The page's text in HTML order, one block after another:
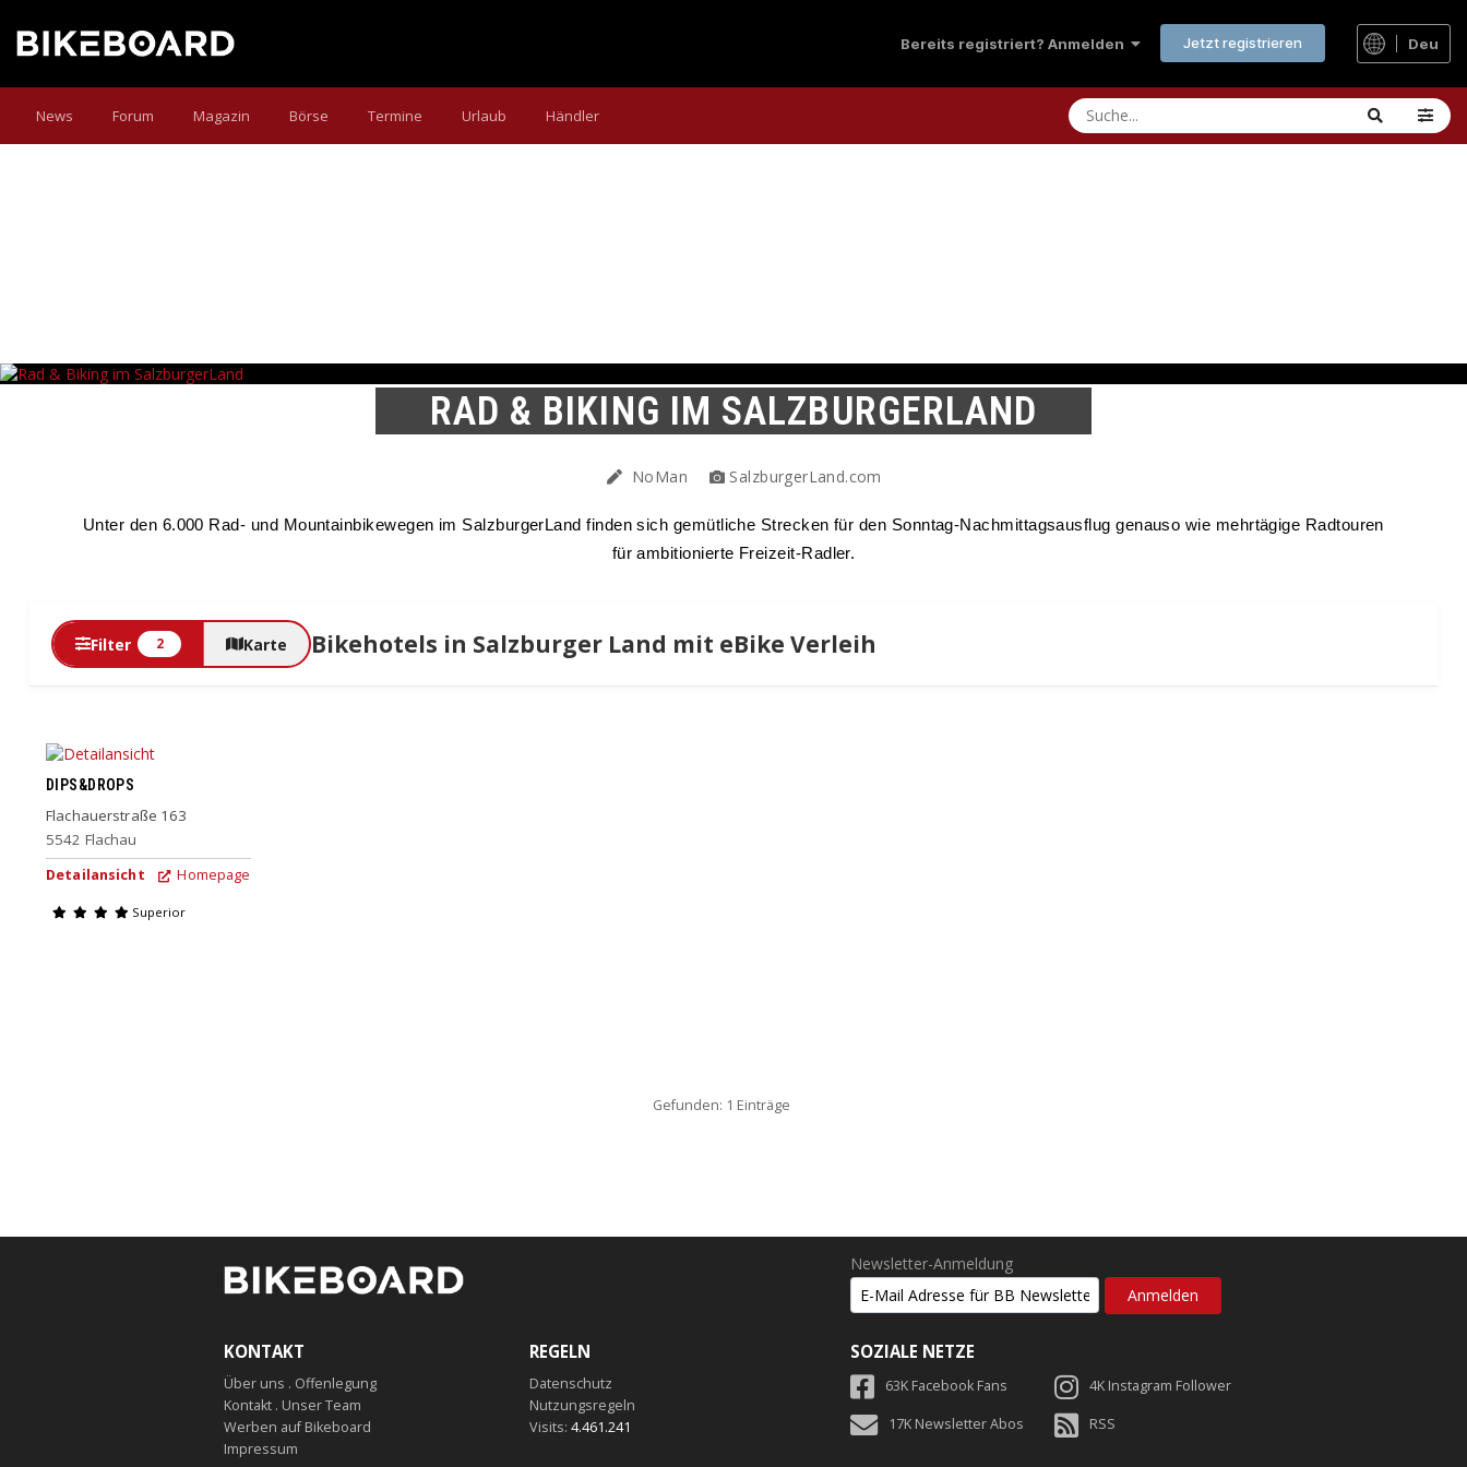
Bereits registriert? Anmelden Jetzt registrieren Deu
News Forum Magazin Börse Termine Urlaub Händler
RAD & BIKING IM SALZBURGERLAND
NoMan SalzburgerLand.com
Unter den 6.000 Rad- und Mountainbikewegen im SalzburgerLand finden sich gemütliche Strecken für den Sonntag-Nachmittagsausflug genauso wie mehrtägige Radtouren
für ambitionierte Freizeit-Radler.
Filter 2 Karte Bikehotels in Salzburger Land mit eBike Verleih
Superior
DIPS&DROPS
Flachauerstraße 163
5542 Flachau
Detailansicht Homepage
Gefunden: 1 Einträge
Newsletter-Anmeldung
KONTAKT
Über uns . Offenlegung
Kontakt . Unser Team
Werben auf Bikeboard
Impressum
REGELN
Datenschutz
Nutzungsregeln
Visits: 4.461.241
SOZIALE NETZE
63K Facebook Fans 4K Instagram Follower
17K Newsletter Abos RSS